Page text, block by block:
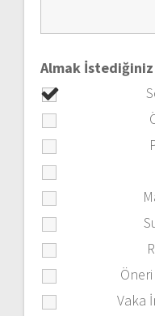
Almak
Vaka